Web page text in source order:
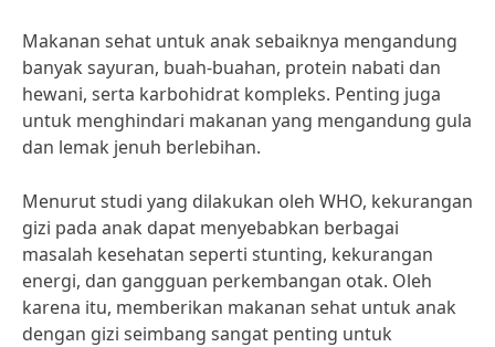
Makanan sehat untuk anak sebaiknya mengandung
banyak sayuran, buah-buahan, protein nabati dan
hewani, serta karbohidrat kompleks. Penting juga
untuk menghindari makanan yang mengandung gula
dan lemak jenuh berlebihan.
Menurut studi yang dilakukan oleh WHO, kekurangan
gizi pada anak dapat menyebabkan berbagai
masalah kesehatan seperti stunting, kekurangan
energi, dan gangguan perkembangan otak. Oleh
karena itu, memberikan makanan sehat untuk anak
dengan gizi seimbang sangat penting untuk